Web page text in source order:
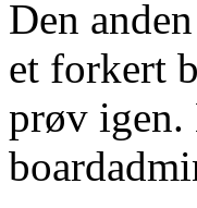
Den
et forkert
prøv igen.